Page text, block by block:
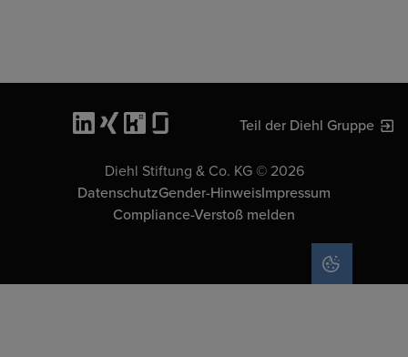
Teil der Diehl Gruppe
Diehl Stiftung & Co. KG © 2026
DatenschutzGender-HinweisImpressum
Compliance-Verstoß melden
COOKIE-